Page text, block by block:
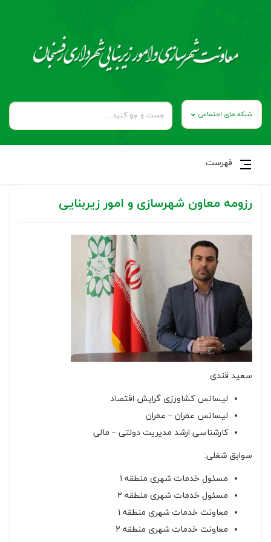
شبکه های اجتماعی
فهرست
رزومه معاون شهرسازی و امور زیربنایی
سعید قندی
لیسانس کشاورزی گرایش اقتصاد
لیسانس عمران – عمران
کارشناسی ارشد مدیریت دولتی – مالی
سوابق شغلی:
مسئول خدمات شهری منطقه ۱
مسئول خدمات شهری منطقه ۲
معاونت خدمات شهری منطقه ۱
معاونت خدمات شهری منطقه ۲